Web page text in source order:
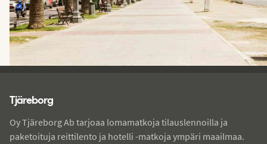
Tjäreborg
Oy Tjäreborg Ab tarjoaa lomamatkoja tilauslennoilla ja
paketoituja reittilento ja hotelli -matkoja ympäri maailmaa.